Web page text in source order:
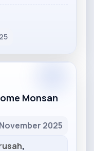
Monsan
2025
,